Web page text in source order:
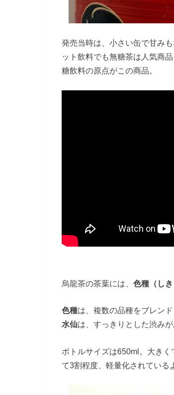
発売当時は、小さい缶で甘み
ット飲料でも無糖茶は人気商
糖飲料の原点がこの商品。
烏龍茶の茶葉には、 色種（しき
色種は、複数の品種をブレンド
水仙は、すっきりとした渋みが
ボトルサイズは650ml。大き
て3割程度、軽量化されている